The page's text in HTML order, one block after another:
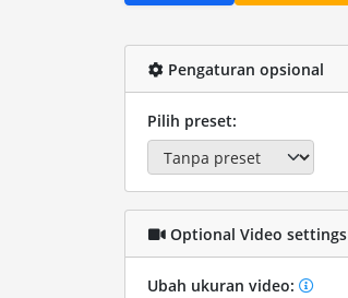
Pengaturan opsional
Pilih preset:
Optional Video settings
Ubah ukuran video: